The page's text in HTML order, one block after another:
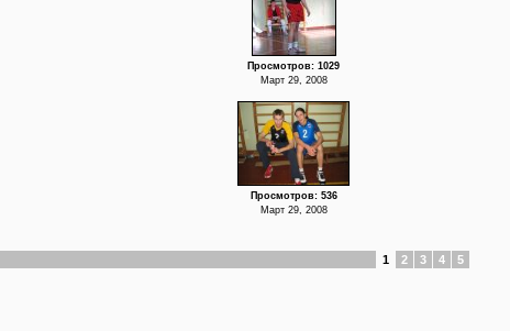
Просмотров: 1029
Март 29, 2008
Просмотров: 536
Март 29, 2008
1 2 3 4 5